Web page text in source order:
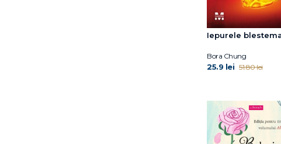
Iepurele
Bora Chung
25.9 lei 51.80 lei